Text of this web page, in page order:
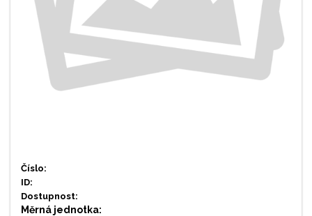
Číslo:
ID:
Dostupnost:
Měrná jednotka: